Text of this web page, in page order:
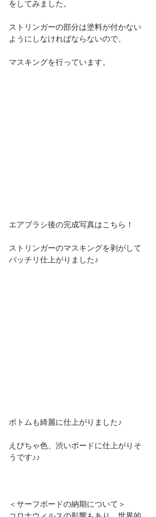
をしてみました。
ストリンガーの部分は塗料が付かない
ようにしなければならないので、
マスキングを行っています。
エアブラシ後の完成写真はこちら！
ストリンガーのマスキングを剥がして
バッチリ仕上がりました♪
ボトムも綺麗に仕上がりました♪
えびちゃ色、渋いボードに仕上がりそ
うです♪♪
＜サーフボードの納期について＞